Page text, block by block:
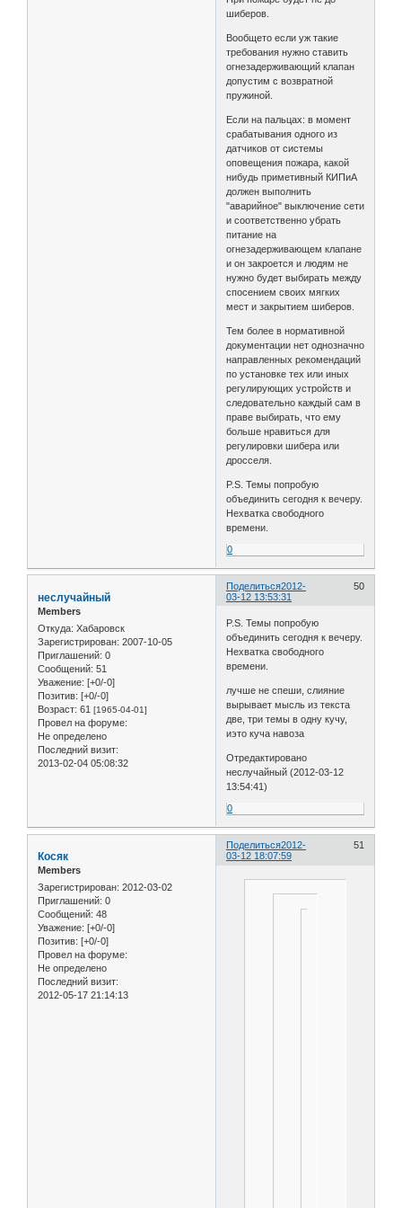
шиберов.
Вообщето если уж такие
требования нужно ставить
огнезадерживающий клапан
допустим с возвратной
пружиной.
Если на пальцах: в момент
срабатывания одного из
датчиков от системы
оповещения пожара, какой
нибудь приметивный КИПиА
должен выполнить
"аварийное" выключение сети
и соответственно убрать
питание на
огнезадерживающем клапане
и он закроется и людям не
нужно будет выбирать между
спосением своих мягких
мест и закрытием шиберов.
Тем более в нормативной
документации нет однозначно
направленных рекомендаций
по установке тех или иных
регулирующих устройств и
следовательно каждый сам в
праве выбирать, что ему
больше нравиться для
регулировки шибера или
дросселя.
P.S. Темы попробую
объединить сегодня к вечеру.
Нехватка свободного
времени.
0
Поделиться 50
2012-
03-12 13:53:31
неслучайный
Members
Откуда: Хабаровск
Зарегистрирован: 2007-10-05
Приглашений: 0
Сообщений: 51
Уважение: [+0/-0]
Позитив: [+0/-0]
Возраст: 61 [1965-04-01]
Провел на форуме:
Не определено
Последний визит:
2013-02-04 05:08:32
P.S. Темы попробую
объединить сегодня к вечеру.
Нехватка свободного
времени.
лучше не спеши, слияние
вырывает мысль из текста
две, три темы в одну кучу,
иэто куча навоза
Отредактировано
неслучайный (2012-03-12
13:54:41)
0
Поделиться 51
2012-
03-12 18:07:59
Косяк
Members
Зарегистрирован: 2012-03-02
Приглашений: 0
Сообщений: 48
Уважение: [+0/-0]
Позитив: [+0/-0]
Провел на форуме:
Не определено
Последний визит:
2012-05-17 21:14:13